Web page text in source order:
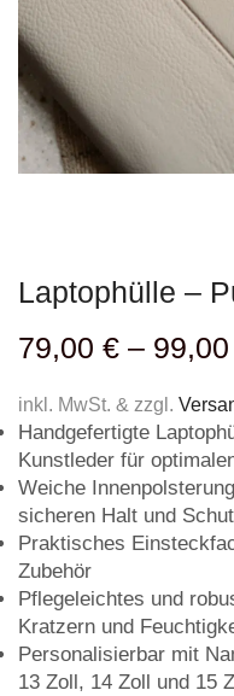
Laptophülle –
79,00 € – 99,00
inkl. MwSt. & zzgl.
Handgefertigte
Kunstleder für
Weiche
sicheren Halt und
Praktisches
Zubehör
Pflegeleichtes und
Kratzern und
Personalisierbar mit
13 Zoll, 14 Zoll und 15